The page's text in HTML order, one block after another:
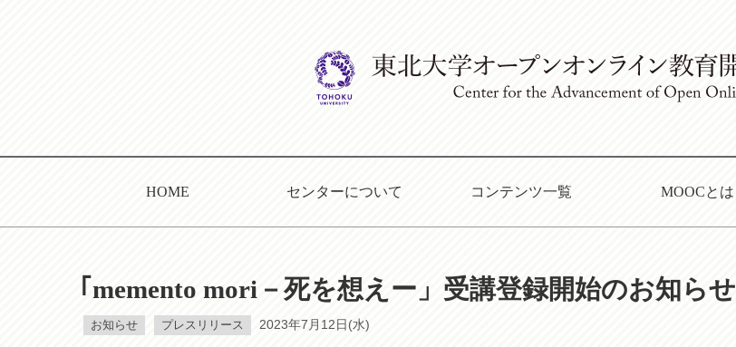
HOME センターについて コンテンツ一覧 MOOCとは
｢memento mori－死を想えー」受講登録開始のお知らせ
お知らせ プレスリリース 2023年7月12日(水)